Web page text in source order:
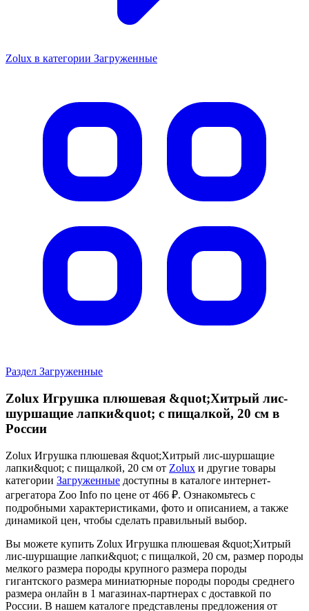
Zolux в категории Загруженные
Раздел Загруженные
Zolux Игрушка плюшевая &quot;Хитрый лис-
шуршащие лапки&quot; с пищалкой, 20 см в
России
Zolux Игрушка плюшевая &quot;Хитрый лис-шуршащие
лапки&quot; с пищалкой, 20 см от Zolux и другие товары
категории Загруженные доступны в каталоге интернет-
агрегатора Zoo Info по цене от 466 ₽. Ознакомьтесь с
подробными характеристиками, фото и описанием, а также
динамикой цен, чтобы сделать правильный выбор.
Вы можете купить Zolux Игрушка плюшевая &quot;Хитрый
лис-шуршащие лапки&quot; с пищалкой, 20 см, размер породы
мелкого размера породы крупного размера породы
гигантского размера миниатюрные породы породы среднего
размера онлайн в 1 магазинах-партнерах с доставкой по
России. В нашем каталоге представлены предложения от